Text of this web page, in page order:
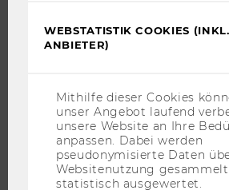
FORSCHUNG
FORSCHENDE
IMPACT DER FORSCHUNG
ORGANISATION DER FORSCHUNG
FORSCHUNGSINFRASTRUKTUR
WEBSTATISTIK COOKIES
ANBIETER)
Mithilfe dieser Cookies
unser Angebot laufend
unsere Website an Ihre
anpassen. Dabei werden
pseudonymisierte Daten
Websitenutzung
statistisch ausgewertet.